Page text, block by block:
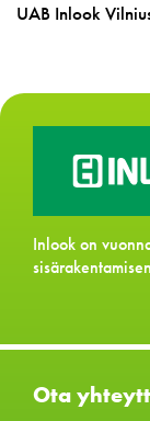
UAB Inlook
Inlook on
Ota